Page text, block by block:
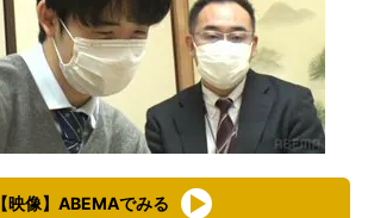
【映像】ABEMAでみる